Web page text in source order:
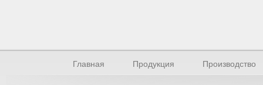
Главная Продукция Производство